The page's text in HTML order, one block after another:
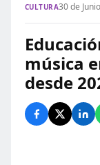
CULTURA30 de
música
desde